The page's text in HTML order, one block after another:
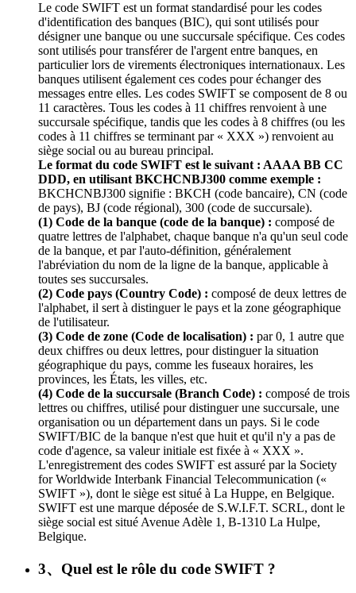
Le code SWIFT est un format standardisé pour les codes
d'identification des banques (BIC), qui sont utilisés pour
désigner une banque ou une succursale spécifique. Ces codes
sont utilisés pour transférer de l'argent entre banques, en
particulier lors de virements électroniques internationaux. Les
banques utilisent également ces codes pour échanger des
messages entre elles. Les codes SWIFT se composent de 8 ou
11 caractères. Tous les codes à 11 chiffres renvoient à une
succursale spécifique, tandis que les codes à 8 chiffres (ou les
codes à 11 chiffres se terminant par « XXX ») renvoient au
siège social ou au bureau principal.
Le format du code SWIFT est le suivant : AAAA BB CC
DDD, en utilisant BKCHCNBJ300 comme exemple :
BKCHCNBJ300 signifie : BKCH (code bancaire), CN (code
de pays), BJ (code régional), 300 (code de succursale).
(1) Code de la banque (code de la banque) : composé de
quatre lettres de l'alphabet, chaque banque n'a qu'un seul code
de la banque, et par l'auto-définition, généralement
l'abréviation du nom de la ligne de la banque, applicable à
toutes ses succursales.
(2) Code pays (Country Code) : composé de deux lettres de
l'alphabet, il sert à distinguer le pays et la zone géographique
de l'utilisateur.
(3) Code de zone (Code de localisation) : par 0, 1 autre que
deux chiffres ou deux lettres, pour distinguer la situation
géographique du pays, comme les fuseaux horaires, les
provinces, les États, les villes, etc.
(4) Code de la succursale (Branch Code) : composé de trois
lettres ou chiffres, utilisé pour distinguer une succursale, une
organisation ou un département dans un pays. Si le code
SWIFT/BIC de la banque n'est que huit et qu'il n'y a pas de
code d'agence, sa valeur initiale est fixée à « XXX ».
L'enregistrement des codes SWIFT est assuré par la Society
for Worldwide Interbank Financial Telecommunication («
SWIFT »), dont le siège est situé à La Huppe, en Belgique.
SWIFT est une marque déposée de S.W.I.F.T. SCRL, dont le
siège social est situé Avenue Adèle 1, B-1310 La Hulpe,
Belgique.
3、Quel est le rôle du code SWIFT ?